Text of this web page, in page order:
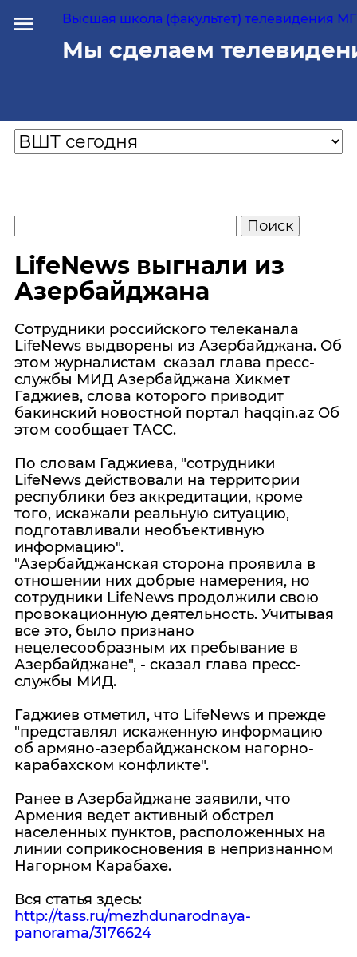
Высшая школа (факультет) телевидения
Мы сделаем
LifeNews выгнали из
Азербайджана
Сотрудники российского телеканала
LifeNews выдворены из Азербайджана. Об
этом журналистам сказал глава пресс-
службы МИД Азербайджана Хикмет
Гаджиев, слова которого приводит
бакинский новостной портал haqqin.az Об
этом сообщает ТАСС.
По словам Гаджиева, "сотрудники
LifeNews действовали на территории
республики без аккредитации, кроме
того, искажали реальную ситуацию,
подготавливали необъективную
информацию".
"Азербайджанская сторона проявила в
отношении них добрые намерения, но
сотрудники LifeNews продолжили свою
провокационную деятельность. Учитывая
все это, было признано
нецелесообразным их пребывание в
Азербайджане", - сказал глава пресс-
службы МИД.
Гаджиев отметил, что LifeNews и прежде
"представлял искаженную информацию
об армяно-азербайджанском нагорно-
карабахском конфликте".
Ранее в Азербайджане заявили, что
Армения ведет активный обстрел
населенных пунктов, расположенных на
линии соприкосновения в непризнанном
Нагорном Карабахе.
Вся статья здесь:
http://tass.ru/mezhdunarodnaya-
panorama/3176624